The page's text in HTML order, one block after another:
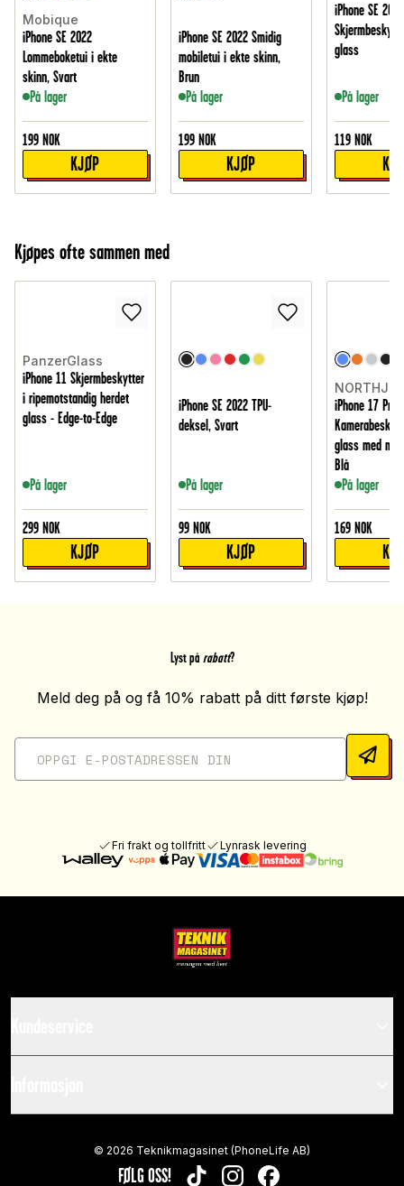
Mobique
iPhone SE 2022
Lommeboketui i ekte
skinn, Svart
På lager
199 NOK
KJØP
iPhone SE 2022 Smidig
mobiletui i ekte skinn,
Brun
På lager
199 NOK
KJØP
iPhone SE 2022
glass
På lager
119 NOK
Kjøpes ofte sammen med
PanzerGlass
iPhone 11 Skjermbeskytter
i ripemotstandig herdet
glass - Edge-to-Edge
På lager
299 NOK
KJØP
iPhone SE 2022 TPU-
deksel, Svart
På lager
99 NOK
KJØP
NORTHJO
iPhone 17 Pro
glass med
Blå
På lager
169 NOK
Lyst på rabatt?
Meld deg på og få 10% rabatt på ditt første kjøp!
Fri frakt og tollfritt Lynrask levering
FØLG OSS!
© 2026 Teknikmagasinet (PhoneLife AB)